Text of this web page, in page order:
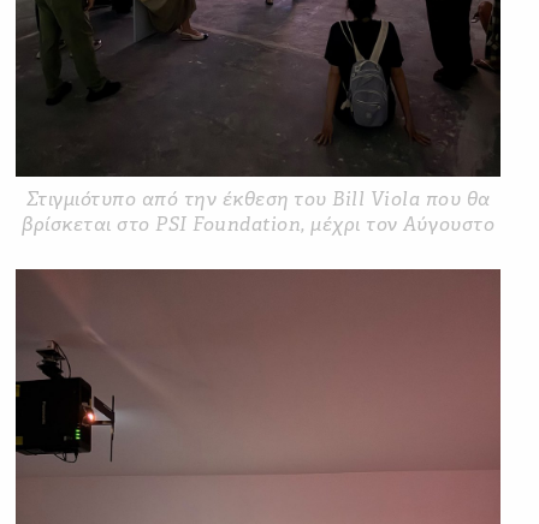
Στιγμιότυπο από την έκθεση του Bill Viola που θα
βρίσκεται στο PSI Foundation, μέχρι τον Αύγουστο